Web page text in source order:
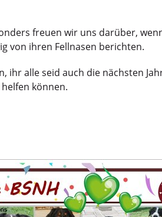
freuen wir uns darüber,
von ihren Fellnasen berichten.
ihr alle seid auch die nächsten
helfen können.